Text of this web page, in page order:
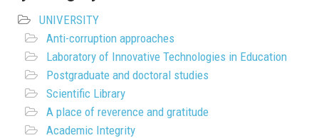
UNIVERSITY
Anti-corruption approaches
Laboratory of Innovative Technologies in Education
Postgraduate and doctoral studies
Scientific Library
A place of reverence and gratitude
Academic Integrity